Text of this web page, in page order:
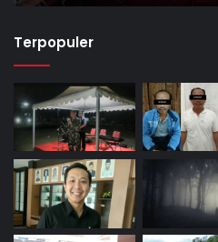
Terpopuler